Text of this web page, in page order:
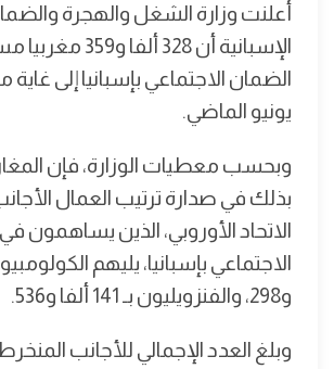
أعلنت وزارة الشغل والهجرة
الإسبانية أن 328
الضمان الاجتماعي بإسبانيا إلى
يونيو الماضي.
وبحسب معطيات الوزارة، فإن
بذلك في صدارة ترتيب العمال
الاتحاد الأوروبي، الذين يساهمون
و298، والفنزويليون بـ 141 ألفا و536.
وبلغ العدد الإجمالي للأجانب